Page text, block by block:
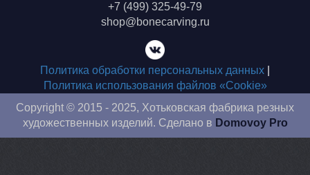
+7 (499) 325-49-79
shop@bonecarving.ru
Политика обработки персональных данных
Политика использования файлов «Cookie»
Copyright © 2015 - 2025, Хотьковская фабрика резных
художественных изделий. Сделано в Domovoy Pro